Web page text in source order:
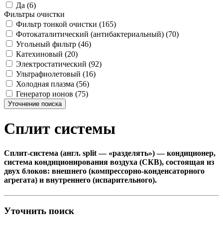
Да (6)
Фильтры очистки
Фильтр тонкой очистки (165)
Фотокаталитический (антибактериальный) (70)
Угольный фильтр (46)
Катехиновый (20)
Электростатический (92)
Ультрафиолетовый (16)
Холодная плазма (56)
Генератор ионов (75)
Уточнение поиска
Сплит системы
Сплит-система (англ. split— «разделять») — кондиционер,
система кондиционирования воздуха (СКВ), состоящая из
двух блоков: внешнего (компрессорно-конденсаторного
агрегата) и внутреннего (испарительного).
Уточнить поиск